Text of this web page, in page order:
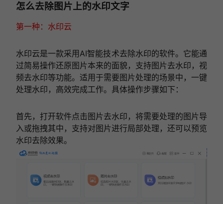
怎么去除图片上的水印文字
第一种：水印云
水印云是一款采用AI智能技术去除水印的软件。它能通
过简易操作还原图片本来的面貌，支持图片去水印，视
频去水印等功能。适用于需要图片处理的场景中，一键
处理水印，高效完成工作。具体操作步骤如下：
首先，打开软件点击图片去水印，将需要处理的图片导
入或拖拽其中，支持对图片进行局部处理，还可以预览
水印去除效果。